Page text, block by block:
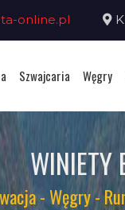
online.pl
Szwajcaria Węgry
WINIETY
- Węgry -